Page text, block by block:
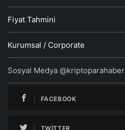
Fiyat Tahmini
Kurumsal / Corporate
Sosyal Medya @kriptoparahaber
FACEBOOK
TWITTER